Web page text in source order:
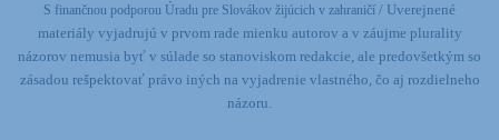
S finančnou podporou Úradu pre Slovákov žijúcich v zahraničí / Uverejnené
materiály vyjadrujú v prvom rade mienku autorov a v záujme plurality
názorov nemusia byť v súlade so stanoviskom redakcie, ale predovšetkým so
zásadou rešpektovať právo iných na vyjadrenie vlastného, čo aj rozdielneho
názoru.